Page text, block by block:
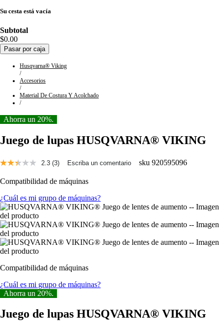
Su cesta está vacía
Subtotal
$0.00
Pasar por caja
Husqvarna® Viking
/
Accesorios
/
Material De Costura Y Acolchado
/
Ahorra un 20%.
Juego de lupas HUSQVARNA® VIKING
2.3 Lee
reseñas.
a
la
página.
(3) Escriba un comentario sku920595096
Compatibilidad de máquinas
¿Cuál es mi grupo de máquinas?
Compatibilidad de máquinas
¿Cuál es mi grupo de máquinas?
Ahorra un 20%.
Juego de lupas HUSQVARNA® VIKING